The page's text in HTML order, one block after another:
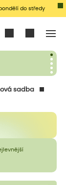
do středy
sadba